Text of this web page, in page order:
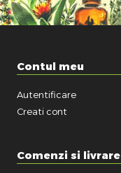
Contul meu
Autentificare
Creati cont
Comenzi si livrare